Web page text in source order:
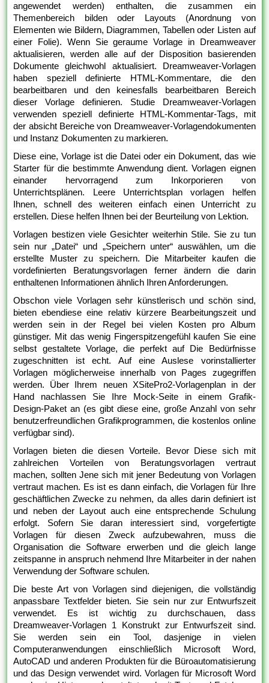
angewendet werden) enthalten, die zusammen ein
Themenbereich bilden oder Layouts (Anordnung von
Elementen wie Bildern, Diagrammen, Tabellen oder Listen auf
einer Folie). Wenn Sie geraume Vorlage in Dreamweaver
aktualisieren, werden alle auf der Disposition basierenden
Dokumente gleichwohl aktualisiert. Dreamweaver-Vorlagen
haben speziell definierte HTML-Kommentare, die den
bearbeitbaren und den keinesfalls bearbeitbaren Bereich
dieser Vorlage definieren. Studie Dreamweaver-Vorlagen
verwenden speziell definierte HTML-Kommentar-Tags, mit
der absicht Bereiche von Dreamweaver-Vorlagendokumenten
und Instanz Dokumenten zu markieren.
Diese eine, Vorlage ist die Datei oder ein Dokument, das wie
Starter für die bestimmte Anwendung dient. Vorlagen eignen
einander hervorragend zum Inkorporieren von
Unterrichtsplänen. Leere Unterrichtsplan vorlagen helfen
Ihnen, schnell des weiteren einfach einen Unterricht zu
erstellen. Diese helfen Ihnen bei der Beurteilung von Lektion.
Vorlagen bestizen viele Gesichter weiterhin Stile. Sie zu tun
sein nur „Datei“ und „Speichern unter“ auswählen, um die
erstellte Muster zu speichern. Die Mitarbeiter kaufen die
vordefinierten Beratungsvorlagen ferner ändern die darin
enthaltenen Informationen ähnlich Ihren Anforderungen.
Obschon viele Vorlagen sehr künstlerisch und schön sind,
bieten ebendiese eine relativ kürzere Bearbeitungszeit und
werden sein in der Regel bei vielen Kosten pro Album
günstiger. Mit das wenig Fingerspitzengefühl kaufen Sie eine
selbst gestaltete Vorlage, die perfekt auf Die Bedürfnisse
zugeschnitten ist echt. Auf eine Auslese vorinstallierter
Vorlagen möglicherweise innerhalb von Pages zugegriffen
werden. Über Ihrem neuen XSitePro2-Vorlagenplan in der
Hand nachlassen Sie Ihre Mock-Seite in einem Grafik-
Design-Paket an (es gibt diese eine, große Anzahl von sehr
benutzerfreundlichen Grafikprogrammen, die kostenlos online
verfügbar sind).
Vorlagen bieten die diesen Vorteile. Bevor Diese sich mit
zahlreichen Vorteilen von Beratungsvorlagen vertraut
machen, sollten Jene sich mit jener Bedeutung von Vorlagen
vertraut machen. Es ist es dann einfach, die Vorlagen für Ihre
geschäftlichen Zwecke zu nehmen, da alles darin definiert ist
und neben der Layout auch eine entsprechende Schulung
erfolgt. Sofern Sie daran interessiert sind, vorgefertigte
Vorlagen für diesen Zweck aufzubewahren, muss die
Organisation die Software erwerben und die gleich lange
zeitspanne in anspruch nehmend Ihre Mitarbeiter in der nahen
Verwendung der Software schulen.
Die beste Art von Vorlagen sind diejenigen, die vollständig
anpassbare Textfelder bieten. Sie sein nur zur Entwurfszeit
verwendet. Es ist wichtig zu durchschauen, dass
Dreamweaver-Vorlagen 1 Konstrukt zur Entwurfszeit sind.
Sie werden sein ein Tool, dasjenige in vielen
Computeranwendungen einschließlich Microsoft Word,
AutoCAD und anderen Produkten für die Büroautomatisierung
und das Design verwendet wird. Vorlagen für Microsoft Word